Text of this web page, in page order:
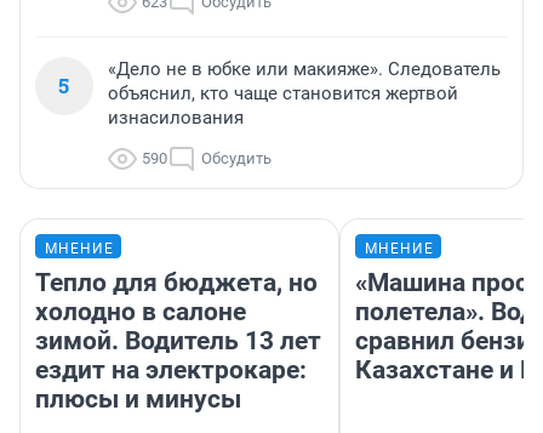
5
«Дело не в юбке или макияже». Следователь
объяснил, кто чаще становится жертвой
изнасилования
590 Обсудить
МНЕНИЕ
Тепло для бюджета, но
холодно в салоне
зимой. Водитель 13 лет
ездит на электрокаре:
плюсы и минусы
МНЕНИЕ
«Машина
полетела».
сравнил
Казахстане и